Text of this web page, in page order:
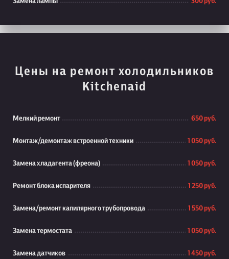
Цены на ремонт холодильников
Kitchenaid
Мелкий ремонт 650 руб.
Монтаж/демонтаж встроенной техники 1 050 руб.
Замена хладагента (фреона) 1 050 руб.
Ремонт блока испарителя 1 250 руб.
Замена/ремонт капилярного трубопровода 1 550 руб.
Замена термостата 1 050 руб.
Замена датчиков 1 450 руб.